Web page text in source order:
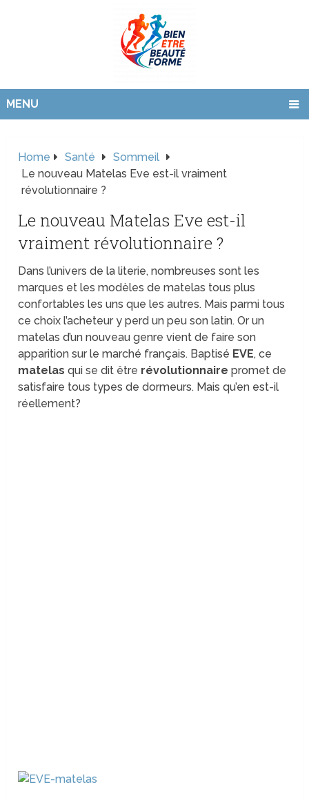
MENU
Home Santé
Sommeil
Le nouveau Matelas Eve est-il vraiment
révolutionnaire ?
Le nouveau Matelas Eve est-il
vraiment révolutionnaire ?
Dans l’univers de la literie, nombreuses sont les
marques et les modèles de matelas tous plus
confortables les uns que les autres. Mais parmi tous
ce choix l’acheteur y perd un peu son latin. Or un
matelas d’un nouveau genre vient de faire son
apparition sur le marché français. Baptisé EVE, ce
matelas qui se dit être révolutionnaire promet de
satisfaire tous types de dormeurs. Mais qu’en est-il
réellement?